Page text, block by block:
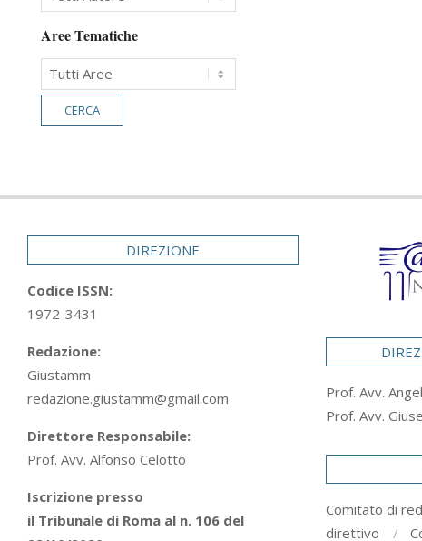
Aree Tematiche
DIREZIONE
Codice ISSN:
1972-3431
Redazione:
Giustamm
redazione.giustamm@gmail.com
Direttore Responsabile:
Prof. Avv. Alfonso Celotto
Iscrizione presso
il Tribunale di Roma al n. 106 del
Prof. Avv.
Prof. Avv.
Comitato di
direttivo